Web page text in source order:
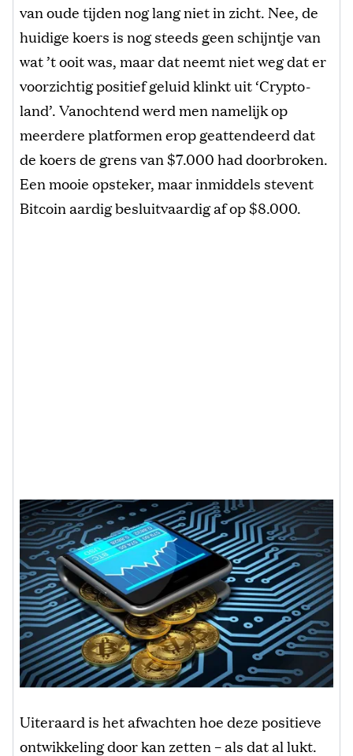
van oude tijden nog lang niet in zicht. Nee, de
huidige koers is nog steeds geen schijntje van
wat ’t ooit was, maar dat neemt niet weg dat er
voorzichtig positief geluid klinkt uit ‘Crypto-
land’. Vanochtend werd men namelijk op
meerdere platformen erop geattendeerd dat
de koers de grens van $7.000 had doorbroken.
Een mooie opsteker, maar inmiddels stevent
Bitcoin aardig besluitvaardig af op $8.000.
Uiteraard is het afwachten hoe deze positieve
ontwikkeling door kan zetten – als dat al lukt.